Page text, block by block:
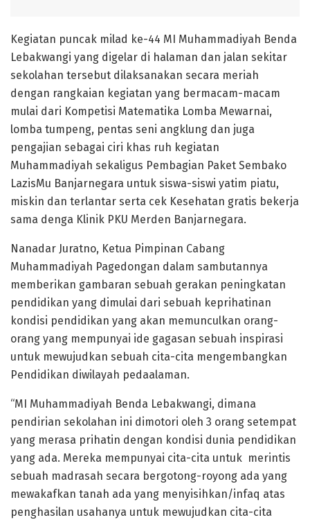
Kegiatan puncak milad ke-44 MI Muhammadiyah Benda
Lebakwangi yang digelar di halaman dan jalan sekitar
sekolahan tersebut dilaksanakan secara meriah
dengan rangkaian kegiatan yang bermacam-macam
mulai dari Kompetisi Matematika Lomba Mewarnai,
lomba tumpeng, pentas seni angklung dan juga
pengajian sebagai ciri khas ruh kegiatan
Muhammadiyah sekaligus Pembagian Paket Sembako
LazisMu Banjarnegara untuk siswa-siswi yatim piatu,
miskin dan terlantar serta cek Kesehatan gratis bekerja
sama denga Klinik PKU Merden Banjarnegara.
Nanadar Juratno, Ketua Pimpinan Cabang
Muhammadiyah Pagedongan dalam sambutannya
memberikan gambaran sebuah gerakan peningkatan
pendidikan yang dimulai dari sebuah keprihatinan
kondisi pendidikan yang akan memunculkan orang-
orang yang mempunyai ide gagasan sebuah inspirasi
untuk mewujudkan sebuah cita-cita mengembangkan
Pendidikan diwilayah pedaalaman.
“MI Muhammadiyah Benda Lebakwangi, dimana
pendirian sekolahan ini dimotori oleh 3 orang setempat
yang merasa prihatin dengan kondisi dunia pendidikan
yang ada. Mereka mempunyai cita-cita untuk merintis
sebuah madrasah secara bergotong-royong ada yang
mewakafkan tanah ada yang menyisihkan/infaq atas
penghasilan usahanya untuk mewujudkan cita-cita